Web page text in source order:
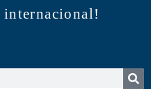
internacional!